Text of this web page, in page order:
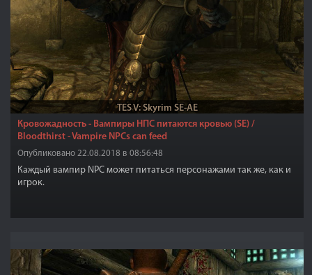
TES V: Skyrim SE-AE
Кровожадность - Вампиры НПС питаются кровью (SE) /
Bloodthirst - Vampire NPCs can feed
Опубликовано 22.08.2018 в 08:56:48
Каждый вампир NPC может питаться персонажами так же, как и
игрок.